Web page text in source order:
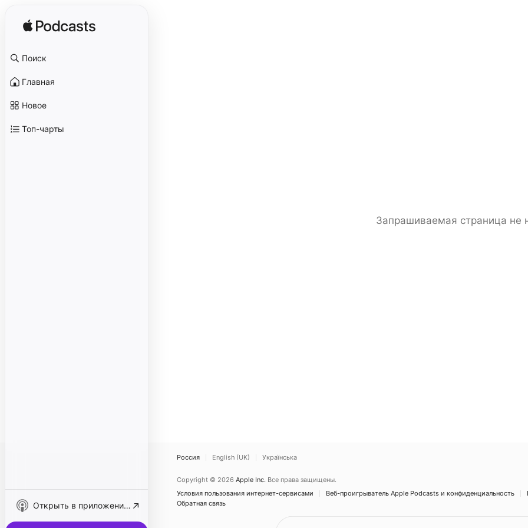
Поиск
Главная
Новое
Топ-чарты
Открыть в приложении «Подкасты»
Запрашиваемая страница не
Россия English (UK) Українська
Copyright © 2026 Apple Inc. Все права защищены.
Условия пользования интернет-сервисами
Веб-проигрыватель Apple Podcasts и конфиденциальность
Обратная связь